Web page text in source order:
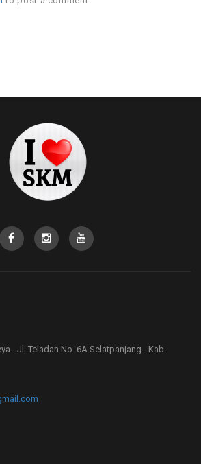
- Jl. Teladan No. 6A Selatpanjang - Kab.